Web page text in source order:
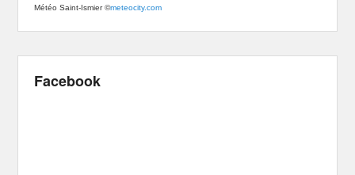
Météo Saint-Ismier©meteocity.com
Facebook